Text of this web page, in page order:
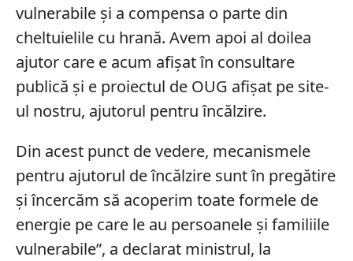
vulnerabile și a compensa o parte din
cheltuielile cu hrană. Avem apoi al doilea
ajutor care e acum afișat în consultare
publică și e proiectul de OUG afișat pe site-
ul nostru, ajutorul pentru încălzire.
Din acest punct de vedere, mecanismele
pentru ajutorul de încălzire sunt în pregătire
și încercăm să acoperim toate formele de
energie pe care le au persoanele și familiile
vulnerabile”, a declarat ministrul, la